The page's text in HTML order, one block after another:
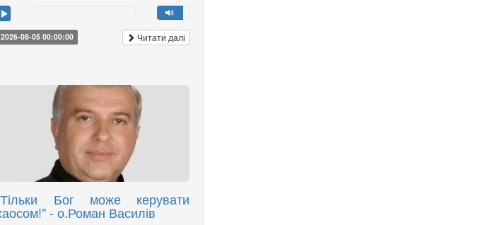
2026-08-05 00:00:00 Читати далі
Бог може керувати
- о.Роман Василів